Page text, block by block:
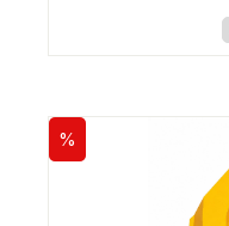
Rabatt
%